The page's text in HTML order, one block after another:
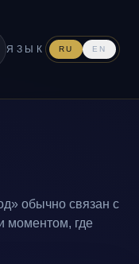
ЯЗЫК RU EN
обычно связан с
моментом, где